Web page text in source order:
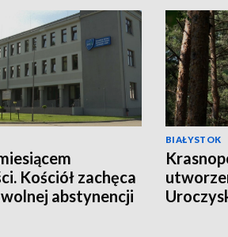
Kościół zachęca
abstynencji
BIAŁYSTOK